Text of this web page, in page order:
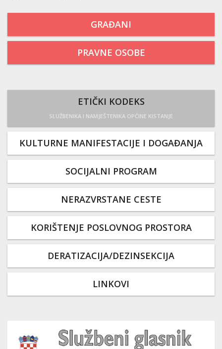
GRAĐANI
PRAVNE OSOBE
ETIČKI KODEKS
SLUŽBENIKA I NAMJEŠTENIKA OPĆINE KISTANJE
KULTURNE MANIFESTACIJE I DOGAĐANJA
SOCIJALNI PROGRAM
NERAZVRSTANE CESTE
KORIŠTENJE POSLOVNOG PROSTORA
DERATIZACIJA/DEZINSEKCIJA
LINKOVI